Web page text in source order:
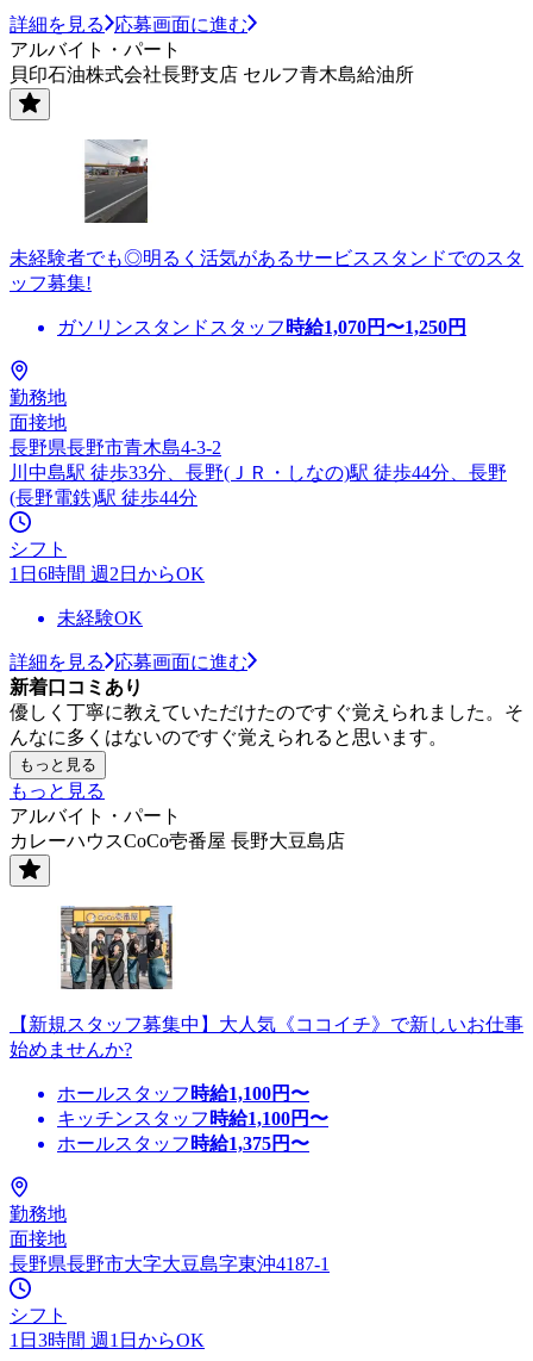
詳細を見る
応募画面に進む
アルバイト・パート
貝印石油株式会社長野支店 セルフ青木島給油所
未経験者でも◎明るく活気があるサービススタンドでのスタ
ッフ募集!
ガソリンスタンドスタッフ 時給1,070円〜1,250円
勤務地
面接地
長野県長野市青木島4-3-2
川中島駅 徒歩33分、長野(ＪＲ・しなの)駅 徒歩44分、長野
(長野電鉄)駅 徒歩44分
シフト
1日6時間 週2日からOK
未経験OK
詳細を見る
応募画面に進む
新着口コミあり
優しく丁寧に教えていただけたのですぐ覚えられました。そ
んなに多くはないのですぐ覚えられると思います。
もっと見る
もっと見る
アルバイト・パート
カレーハウスCoCo壱番屋 長野大豆島店
【新規スタッフ募集中】大人気《ココイチ》で新しいお仕事
始めませんか?
ホールスタッフ 時給1,100円〜
キッチンスタッフ 時給1,100円〜
ホールスタッフ 時給1,375円〜
勤務地
面接地
長野県長野市大字大豆島字東沖4187-1
シフト
1日3時間 週1日からOK